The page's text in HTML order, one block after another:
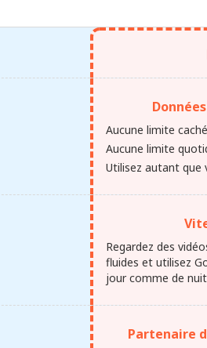
Aucune limite
Aucune limite
Utilisez autant que
Regardez des
fluides et utilisez
jour comme de
Partenaire